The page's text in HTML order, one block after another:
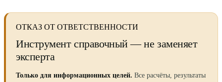
ОТКАЗ ОТ ОТВЕТСТВЕННОСТИ
Инструмент справочный — не заменяет
эксперта
Только для информационных целей. Все расчёты, результаты